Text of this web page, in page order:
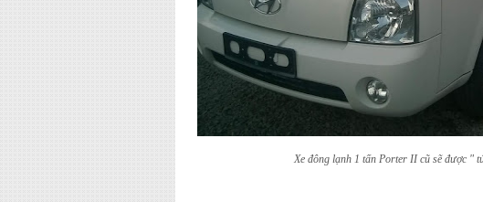
Xe đông lạnh 1 tấn Porter II cũ sẽ được "